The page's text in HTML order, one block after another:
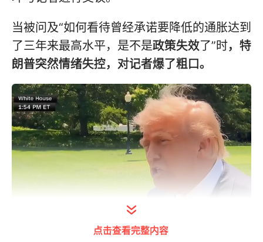
当被问及“如何看待曾经承诺要降低的通胀达到
了三年来最高水平，是不是政策失效了”时，特
朗普突然情绪失控，对记者爆了粗口。
打开今日头条查看图片详情
点击查看完整内容